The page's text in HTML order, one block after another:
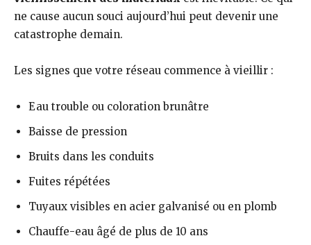
ne cause aucun souci aujourd’hui peut devenir une
catastrophe demain.
Les signes que votre réseau commence à vieillir :
Eau trouble ou coloration brunâtre
Baisse de pression
Bruits dans les conduits
Fuites répétées
Tuyaux visibles en acier galvanisé ou en plomb
Chauffe-eau âgé de plus de 10 ans